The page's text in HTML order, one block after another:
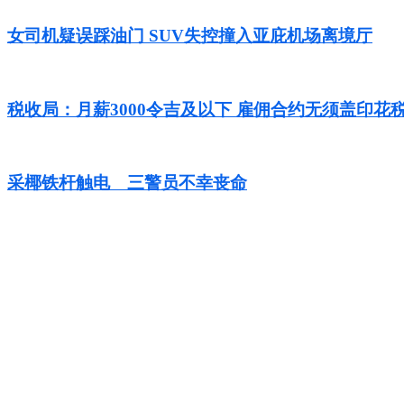
女司机疑误踩油门 SUV失控撞入亚庇机场离境厅
税收局：月薪3000令吉及以下 雇佣合约无须盖印花
采椰铁杆触电 三警员不幸丧命